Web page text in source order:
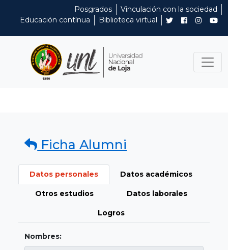
Posgrados
Vinculación con la sociedad
Educación contínua
Biblioteca virtual
Ficha Alumni
Datos personales Datos académicos
Otros estudios Datos laborales
Logros
Nombres: